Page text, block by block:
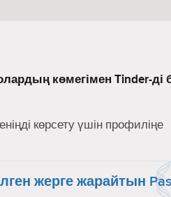
көмегімен Tinder-
көрсету үшін профиліңе
жерге жарайтын